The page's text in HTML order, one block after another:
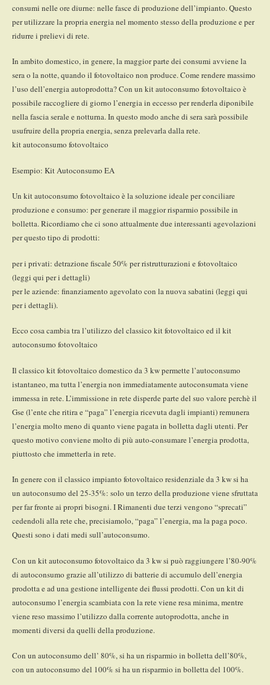
consumi nelle ore diurne: nelle fasce di produzione dell’impianto. Questo
per utilizzare la propria energia nel momento stesso della produzione e per
ridurre i prelievi di rete.
In ambito domestico, in genere, la maggior parte dei consumi avviene la
sera o la notte, quando il fotovoltaico non produce. Come rendere massimo
l’uso dell’energia autoprodotta? Con un kit autoconsumo fotovoltaico è
possibile raccogliere di giorno l’energia in eccesso per renderla diponibile
nella fascia serale e notturna. In questo modo anche di sera sarà possibile
usufruire della propria energia, senza prelevarla dalla rete.
kit autoconsumo fotovoltaico
Esempio: Kit Autoconsumo EA
Un kit autoconsumo fotovoltaico è la soluzione ideale per conciliare
produzione e consumo: per generare il maggior risparmio possibile in
bolletta. Ricordiamo che ci sono attualmente due interessanti agevolazioni
per questo tipo di prodotti:
per i privati: detrazione fiscale 50% per ristrutturazioni e fotovoltaico
(leggi qui per i dettagli)
per le aziende: finanziamento agevolato con la nuova sabatini (leggi qui
per i dettagli).
Ecco cosa cambia tra l’utilizzo del classico kit fotovoltaico ed il kit
autoconsumo fotovoltaico
Il classico kit fotovoltaico domestico da 3 kw permette l’autoconsumo
istantaneo, ma tutta l’energia non immediatamente autoconsumata viene
immessa in rete. L’immissione in rete disperde parte del suo valore perchè il
Gse (l’ente che ritira e “paga” l’energia ricevuta dagli impianti) remunera
l’energia molto meno di quanto viene pagata in bolletta dagli utenti. Per
questo motivo conviene molto di più auto-consumare l’energia prodotta,
piuttosto che immetterla in rete.
In genere con il classico impianto fotovoltaico residenziale da 3 kw si ha
un autoconsumo del 25-35%: solo un terzo della produzione viene sfruttata
per far fronte ai propri bisogni. I Rimanenti due terzi vengono “sprecati”
cedendoli alla rete che, precisiamolo, “paga” l’energia, ma la paga poco.
Questi sono i dati medi sull’autoconsumo.
Con un kit autoconsumo fotovoltaico da 3 kw si può raggiungere l’80-90%
di autoconsumo grazie all’utilizzo di batterie di accumulo dell’energia
prodotta e ad una gestione intelligente dei flussi prodotti. Con un kit di
autoconsumo l’energia scambiata con la rete viene resa minima, mentre
viene reso massimo l’utilizzo dalla corrente autoprodotta, anche in
momenti diversi da quelli della produzione.
Con un autoconsumo dell’ 80%, si ha un risparmio in bolletta dell’80%,
con un autoconsumo del 100% si ha un risparmio in bolletta del 100%.